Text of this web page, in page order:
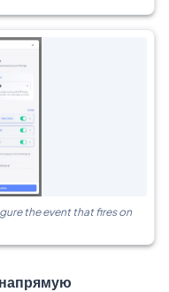
the event that fires on